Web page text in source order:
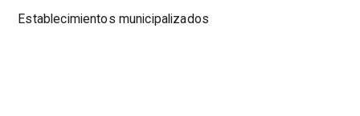
Establecimientos municipalizados